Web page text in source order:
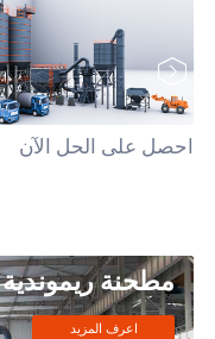
احصل على الحل الآن
مطحنة ريموندية
اعرف المزيد